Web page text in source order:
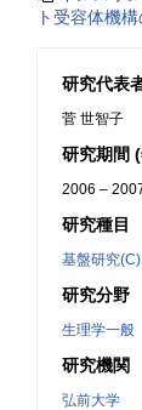
ト受容体機
研究代表
菅 世智子
研究期間
2006 –
研究種目
基盤研究(C)
研究分野
生理学一般
研究機関
弘前大学